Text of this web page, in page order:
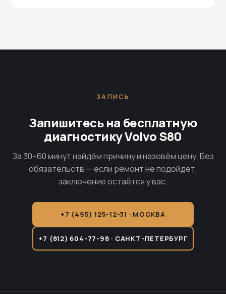
ЗАПИСЬ
Запишитесь на бесплатную
диагностику Volvo S80
За 30–60 минут найдём причину и назовём цену. Без
обязательств — если ремонт не подойдёт,
заключение остаётся у вас.
+7 (495) 125-12-31 · МОСКВА
+7 (812) 604-77-98 · САНКТ-ПЕТЕРБУРГ